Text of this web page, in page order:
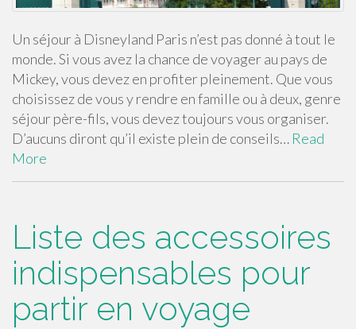
Un séjour à Disneyland Paris n’est pas donné à tout le
monde. Si vous avez la chance de voyager au pays de
Mickey, vous devez en profiter pleinement. Que vous
choisissez de vous y rendre en famille ou à deux, genre
séjour père-fils, vous devez toujours vous organiser.
D’aucuns diront qu’il existe plein de conseils… Read
More
Liste des accessoires
indispensables pour
partir en voyage